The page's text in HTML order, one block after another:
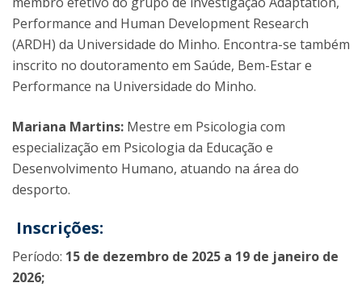
Performance and Human Development Research
(ARDH) da Universidade do Minho. Encontra-se também
inscrito no doutoramento em Saúde, Bem-Estar e
Performance na Universidade do Minho.
Mariana Martins: Mestre em Psicologia com
especialização em Psicologia da Educação e
Desenvolvimento Humano, atuando na área do
desporto.
Inscrições:
Período: 15 de dezembro de 2025 a 19 de janeiro de
2026;